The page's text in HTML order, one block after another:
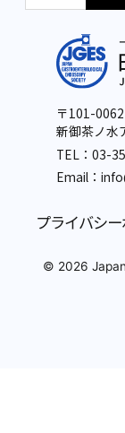
〒101-
新御茶ノ水
TEL：03-
Email：info
プライバシ
© 2026